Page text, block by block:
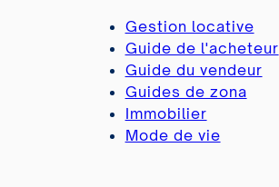
Gestion locative
Guide de l'acheteur
Guide du vendeur
Guides de zona
Immobilier
Mode de vie